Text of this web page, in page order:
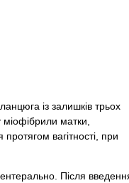
із залишків трьох
міофібрили матки,
вагітності, при
Після